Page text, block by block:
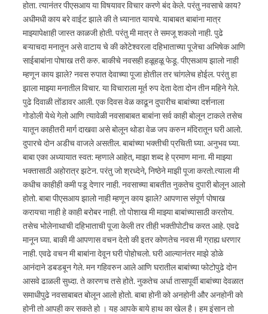
होता. त्यानंतर पीएसआय या विषयावर विचार करणे बंद केले. परंतु नवसाचे काय?
अधीमधी काय बरे वाईट झाले की ते ध्यानात यायचे. याबाबत बाबांना मात्र
माझ्यापेक्षाही जास्त काळजी होती. परंतु मी मात्र ते समजू शकलो नाही. पुढे
बऱ्याचदा मनातून असे वाटाय चे की कोटेश्वरला दहिभाताच्या पूजेचा अभिषेक आणि
साईबाबांना पोषाख तरी करु. बाकीचे नवसही हळूहळू फेडू. पीएसआय झालो नाही
म्हणून काय झाले? नवस रुपात देवाच्या पूजा होतील तर चांगलेच होईल. परंतु हा
झाला माझ्या मनातील विचार. या विचाराला मूर्त रुप देता देता दोन तीन महिने गेले.
पुढे दिवाळी तोंडावर आली. एक दिवस वेळ काढून दुपारीच बाबांच्या दर्शनाला
गोडोली येथे गेलो आणि त्यावेळी नवसाबाबत बाबांना सर्व काही बोलून टाकले तसेच
यातून काहीतरी मार्ग दाखवा असे बोलून थोडा वेळ जप करुन मंदिरातून घरी आलो.
दुपारचे दोन अडीच वाजले असतील. बाबांच्या भक्तीची प्रचिती घ्या. अनुभव घ्या.
बाबा एका अध्यायात स्वत: म्हणाले आहेत, माझा शब्द हे प्रमाण माना. मी माझ्या
भक्तासाठी अहोरात्र झटेन. परंतु जो श्रध्देने, निष्ठेने माझी पूजा करतो.त्याला मी
कधीच काहीही कमी पडू देणार नाही. नवसाच्या बाबतीत नुकतेच दुपारी बोलून आलो
होतो. बाबा पीएसआय झालो नाही म्हणून काय झाले? आपणास संपूर्ण पोषाख
करायचा नाही हे काही बरोबर नाही. तो पोशाख मी माझ्या बाबांच्यासाठी करतोय.
तसेच भोलेनाथाची दहिभाताची पूजा केली तर तीही भक्तीपोटीच करत आहे. एवढे
मानून घ्या. बाकी मी आपणास वचन देतो की इतर कोणतेच नवस मी ग्राह्य धरणार
नाही. एवढे वचन मी बाबांना देवून घरी पोहोचलो. घरी आल्यानंतर माझे डोळे
आनंदाने डबडबून गेले. मन गहिवरुन आले आणि घरातील बाबांच्या फोटोपुढे दोन
आसवे ढाळली सुध्दा. ते कारणच तसे होते. नुकतेच अर्धा तासापूर्वी बाबांच्या देवळात
समाधीपुढे नवसाबाबत बोलून आलो होतो. बाबा होनी को अनहोनी और अनहोनी को
होनी तो आपही कर सकते हो । यह आपके बाये हाथ का खेल है। हम इंसान तो